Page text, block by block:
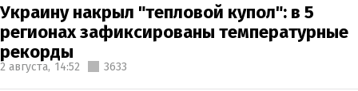
Украину накрыл "тепловой купол": в 5
регионах зафиксированы температурные
рекорды
2 августа, 14:52 3633